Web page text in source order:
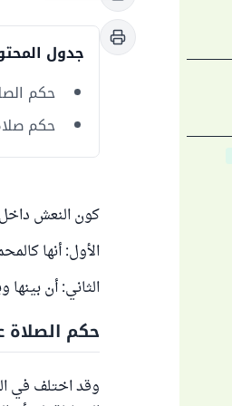
جدول
حكم
حكم
كون النعش
الأول: أنها
الثاني: أن
حكم الصلاة
وقد اختلف في